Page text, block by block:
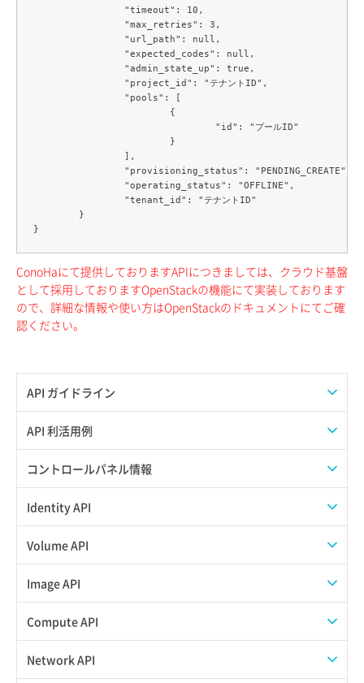
API ガイドライン
APIのご利用について
API 利活用例
APIでAPIサブユーザーを作成する
APIでVPSにISOイメージを挿入する
APIでVPSを作成する
コントロールパネル情報
APIユーザーを作成する
API情報を確認する
Identity API
Credential一覧取得
Credential作成
Credential削除
Volume API
スナップショット一覧取得
スナップショット作成
スナップショット削除
Image API
ISOイメージアップロード
ISOイメージ作成
Compute API
ISOイメージ挿入/排出
Network API
ConoHaにて提供しておりますAPIにつきましては、クラウド基盤
として採用しておりますOpenStackの機能にて実装しております
ので、詳細な情報や使い方はOpenStackのドキュメントにてご確
認ください。